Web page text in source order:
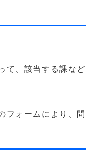
、該当する課な
フォームにより、